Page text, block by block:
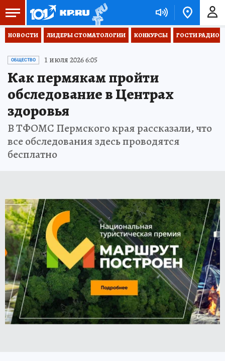
НОВОСТИ ЛИДЕРЫ СТОМАТОЛОГИИ КОНКУРСЫ ГОСТИ РАДИО
ОБЩЕСТВО 1 июля 2026 6:05
Как пермякам пройти
обследование в Центрах
здоровья
В ТФОМС Пермского края рассказали, что
все обследования здесь проводятся
бесплатно